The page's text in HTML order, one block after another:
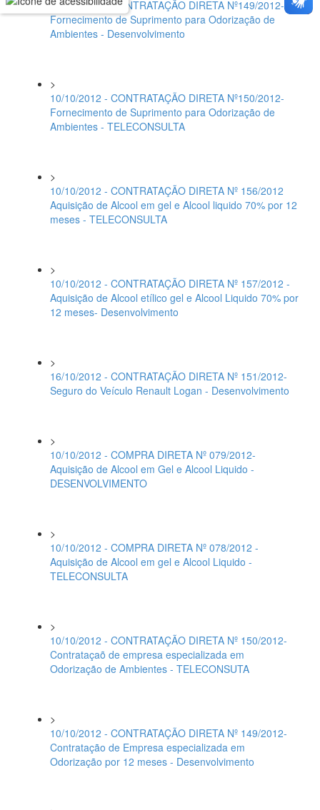
10/10/2012 - CONTRATAÇÃO DIRETA Nº149/2012-
Fornecimento de Suprimento para Odorização de
Ambientes - Desenvolvimento
>
10/10/2012 - CONTRATAÇÃO DIRETA Nº150/2012-
Fornecimento de Suprimento para Odorização de
Ambientes - TELECONSULTA
>
10/10/2012 - CONTRATAÇÃO DIRETA Nº 156/2012
Aquisição de Alcool em gel e Alcool liquido 70% por 12
meses - TELECONSULTA
>
10/10/2012 - CONTRATAÇÃO DIRETA Nº 157/2012 -
Aquisição de Alcool etílico gel e Alcool Liquido 70% por
12 meses- Desenvolvimento
>
16/10/2012 - CONTRATAÇÃO DIRETA Nº 151/2012-
Seguro do Veículo Renault Logan - Desenvolvimento
>
10/10/2012 - COMPRA DIRETA Nº 079/2012-
Aquisição de Alcool em Gel e Alcool Liquido -
DESENVOLVIMENTO
>
10/10/2012 - COMPRA DIRETA Nº 078/2012 -
Aquisição de Alcool em gel e Alcool Liquido -
TELECONSULTA
>
10/10/2012 - CONTRATAÇÃO DIRETA Nº 150/2012-
Contrataçaõ de empresa especializada em
Odorização de Ambientes - TELECONSUTA
>
10/10/2012 - CONTRATAÇÃO DIRETA Nº 149/2012-
Contratação de Empresa especializada em
Odorização por 12 meses - Desenvolvimento